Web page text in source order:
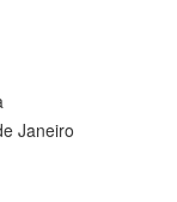
Janeiro